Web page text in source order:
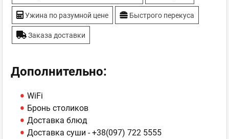
Ужина по разумной цене Быстрого перекуса
Заказа доставки
Дополнительно:
WiFi
Бронь столиков
Доставка блюд
Доставка суши -+38(097) 722 5555